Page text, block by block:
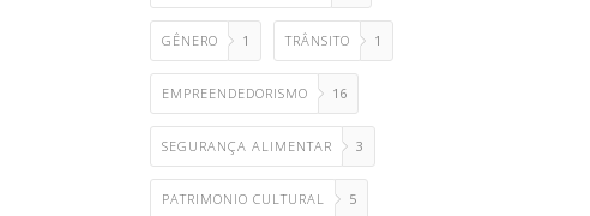
GÊNERO 1 TRÂNSITO 1
EMPREENDEDORISMO 16
SEGURANÇA ALIMENTAR 3
PATRIMONIO CULTURAL 5